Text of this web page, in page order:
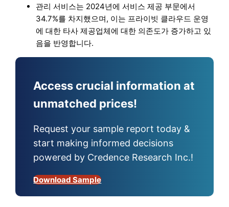
관리 서비스는 2024년에 서비스 제공 부문에서
34.7%를 차지했으며, 이는 프라이빗 클라우드 운영
에 대한 타사 제공업체에 대한 의존도가 증가하고 있
음을 반영합니다.
Access crucial information at
unmatched prices!
Request your sample report today &
start making informed decisions
powered by Credence Research Inc.!
Download Sample